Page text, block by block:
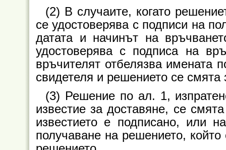
(2) В случаите, когато
се удостоверява с подписи на
датата и начинът на
удостоверява с подписа на
връчителят отбелязва имената
свидетеля и решението се смята
(3) Решение по ал. 1,
известие за доставяне, се
известието е подписано, или
получаване на решението,